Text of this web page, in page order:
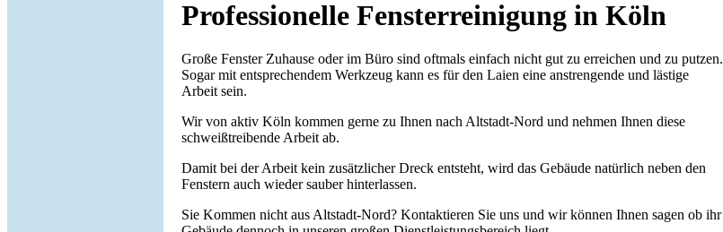
Professionelle Fensterreinigung in Köln
Große Fenster Zuhause oder im Büro sind oftmals einfach nicht gut zu erreichen und zu putzen.
Sogar mit entsprechendem Werkzeug kann es für den Laien eine anstrengende und lästige
Arbeit sein.
Wir von aktiv Köln kommen gerne zu Ihnen nach Altstadt-Nord und nehmen Ihnen diese
schweißtreibende Arbeit ab.
Damit bei der Arbeit kein zusätzlicher Dreck entsteht, wird das Gebäude natürlich neben den
Fenstern auch wieder sauber hinterlassen.
Sie Kommen nicht aus Altstadt-Nord? Kontaktieren Sie uns und wir können Ihnen sagen ob ihr